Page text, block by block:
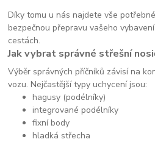
Díky tomu u nás najdete vše
bezpečnou přepravu vašeho
cestách.
Jak vybrat správné střešní
Výběr správných příčníků závisí na
vozu. Nejčastější typy uchycení jsou:
hagusy (podélníky)
integrované podélníky
fixní body
hladká střecha